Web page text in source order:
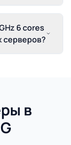
6 cores
серверов?
в